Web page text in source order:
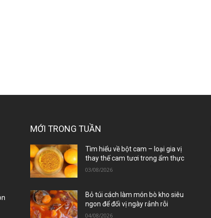
MỚI TRONG TUẦN
Tìm hiểu về bột cam – loại gia vị
thay thế cam tươi trong ẩm thực
03/08/2026
Bỏ túi cách làm món bò kho siêu
ngon để đổi vị ngày rảnh rỗi
04/08/2026